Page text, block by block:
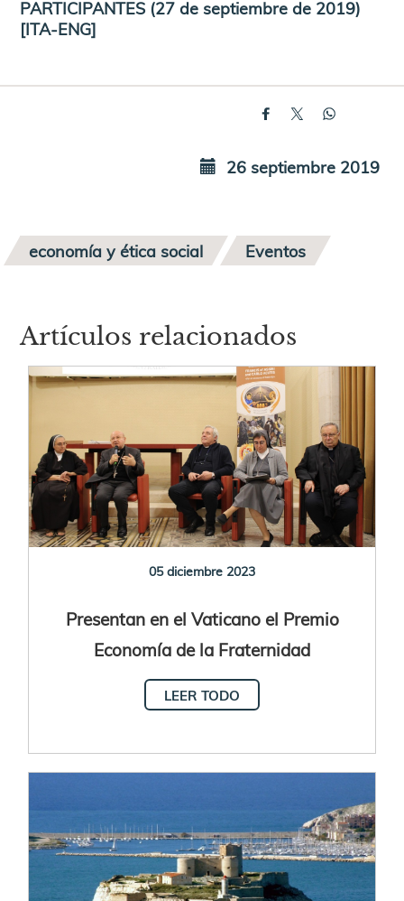
PARTICIPANTES (27 de septiembre de 2019)
[ITA-ENG]
26 septiembre 2019
economía y ética social Eventos
Artículos relacionados
05 diciembre 2023
Presentan en el Vaticano el Premio
Economía de la Fraternidad
LEER TODO